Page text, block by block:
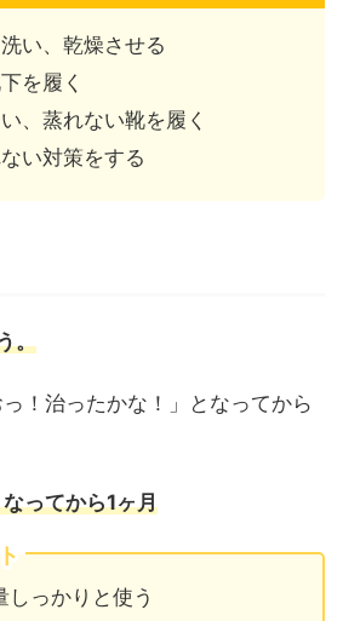
い、乾燥させる
を履く
、蒸れない靴を履く
い対策をする
。
！治ったかな！」となってから
ってから1ヶ月
しっかりと使う